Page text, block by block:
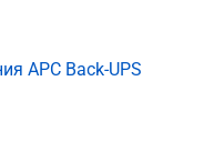
APC Back-UPS